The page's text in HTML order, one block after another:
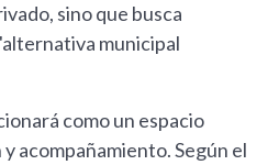
sino que busca
municipal
como un espacio
acompañamiento. Según el